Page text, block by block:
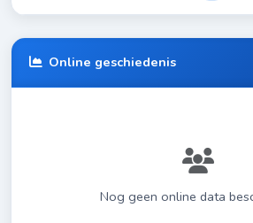
Online geschiedenis
Nog geen online data